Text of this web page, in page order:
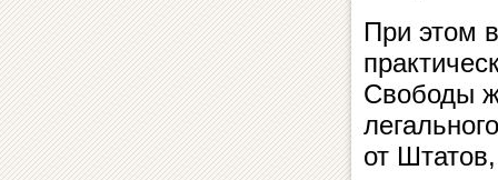
При этом
Свободы
от